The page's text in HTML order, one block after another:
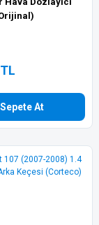
Sepete At